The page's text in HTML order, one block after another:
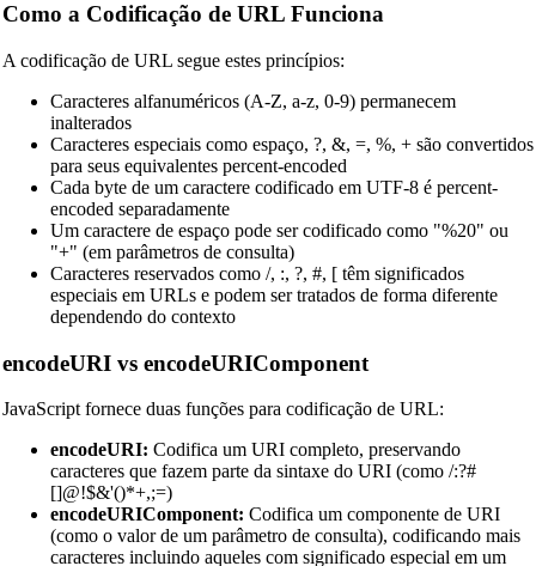
Como a Codificação de URL Funciona
A codificação de URL segue estes princípios:
Caracteres alfanuméricos (A-Z, a-z, 0-9) permanecem
inalterados
Caracteres especiais como espaço, ?, &, =, %, + são convertidos
para seus equivalentes percent-encoded
Cada byte de um caractere codificado em UTF-8 é percent-
encoded separadamente
Um caractere de espaço pode ser codificado como "%20" ou
"+" (em parâmetros de consulta)
Caracteres reservados como /, :, ?, #, [ têm significados
especiais em URLs e podem ser tratados de forma diferente
dependendo do contexto
encodeURI vs encodeURIComponent
JavaScript fornece duas funções para codificação de URL:
encodeURI: Codifica um URI completo, preservando
caracteres que fazem parte da sintaxe do URI (como /:?#
[]@!$&'()*+,;=)
encodeURIComponent: Codifica um componente de URI
(como o valor de um parâmetro de consulta), codificando mais
caracteres incluindo aqueles com significado especial em um